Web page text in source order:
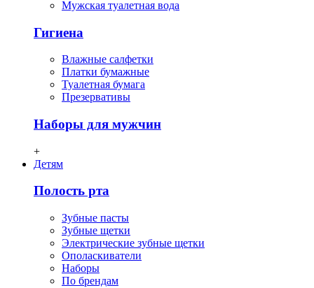
Мужская туалетная вода
Гигиена
Влажные салфетки
Платки бумажные
Туалетная бумага
Презервативы
Наборы для мужчин
+
Детям
Полость рта
Зубные пасты
Зубные щетки
Электрические зубные щетки
Ополаскиватели
Наборы
По брендам